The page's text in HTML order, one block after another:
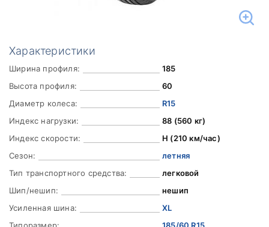
Характеристики
Ширина профиля:
185
Высота профиля:
60
Диаметр колеса:
R15
Индекс нагрузки:
88 (560 кг)
Индекс скорости:
H (210 км/час)
Сезон:
летняя
Тип транспортного средства:
легковой
Шип/нешип:
нешип
Усиленная шина:
XL